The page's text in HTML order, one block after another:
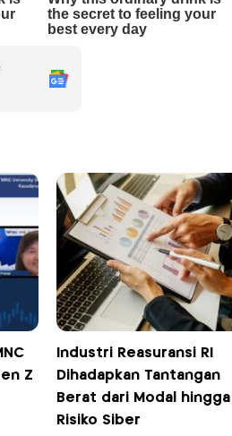
Z
Industri Reasuransi RI
Dihadapkan Tantangan
Berat dari Modal hingga
Risiko Siber